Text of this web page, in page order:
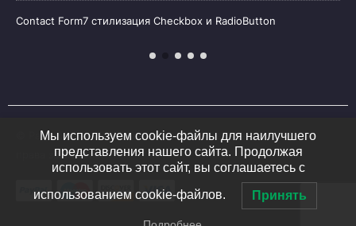
Contact Form7 стилизация Checkbox и RadioButton
© Разработка и SEO продвижениеz-website.ru.2020. Все
права защищены
Мы используем cookie-файлы для наилучшего
представления нашего сайта. Продолжая
использовать этот сайт, вы соглашаетесь с
использованием cookie-файлов. Принять